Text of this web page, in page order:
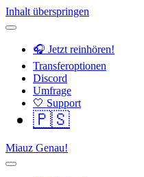
Inhalt überspringen
🎧 Jetzt reinhören!
Transferoptionen
Discord
Umfrage
🤍 Support
🇵🇸
Miauz Genau!